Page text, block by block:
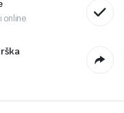
online